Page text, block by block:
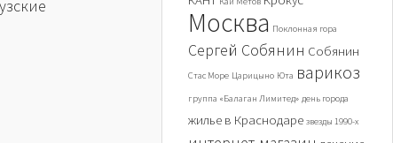
Москва Поклонная гора
Сергей Собянин Собянин
Стас Море Царицыно Юта варикоз
группа «Балаган Лимитед» день города
жилье в Краснодаре звезды 1990-х